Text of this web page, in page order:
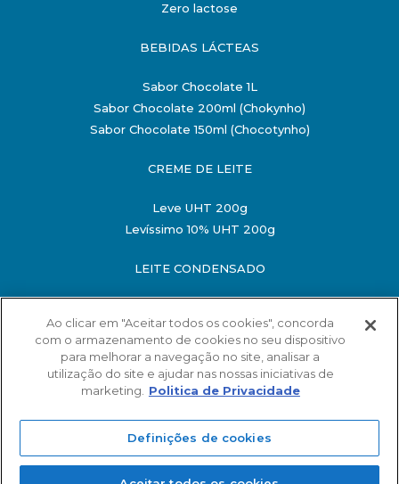
Zero lactose
BEBIDAS LÁCTEAS
Sabor Chocolate 1L
Sabor Chocolate 200ml (Chokynho)
Sabor Chocolate 150ml (Chocotynho)
CREME DE LEITE
Leve UHT 200g
Levíssimo 10% UHT 200g
LEITE CONDENSADO
Semidesnatado 395g
O MINISTÉRIO DA SAÚDE INFORMA: O ALIMENTO
MATERNO EVITA INFECÇÕES E ALERGIAS E É
RECOMENDADO ATÉ OS 2 ANOS DE IDADE
©2018-2026 MARAJOARA INDÚSTRIA DE LATICÍNIOS LTDA
24.849.580/0001-54 Todos os direitos reservados |
de Privacidade
Ao clicar em "Aceitar todos os cookies", concorda
com o armazenamento de cookies no seu dispositivo
para melhorar a navegação no site, analisar a
utilização do site e ajudar nas nossas iniciativas de
marketing.
Politica de Privacidade
Definições de cookies